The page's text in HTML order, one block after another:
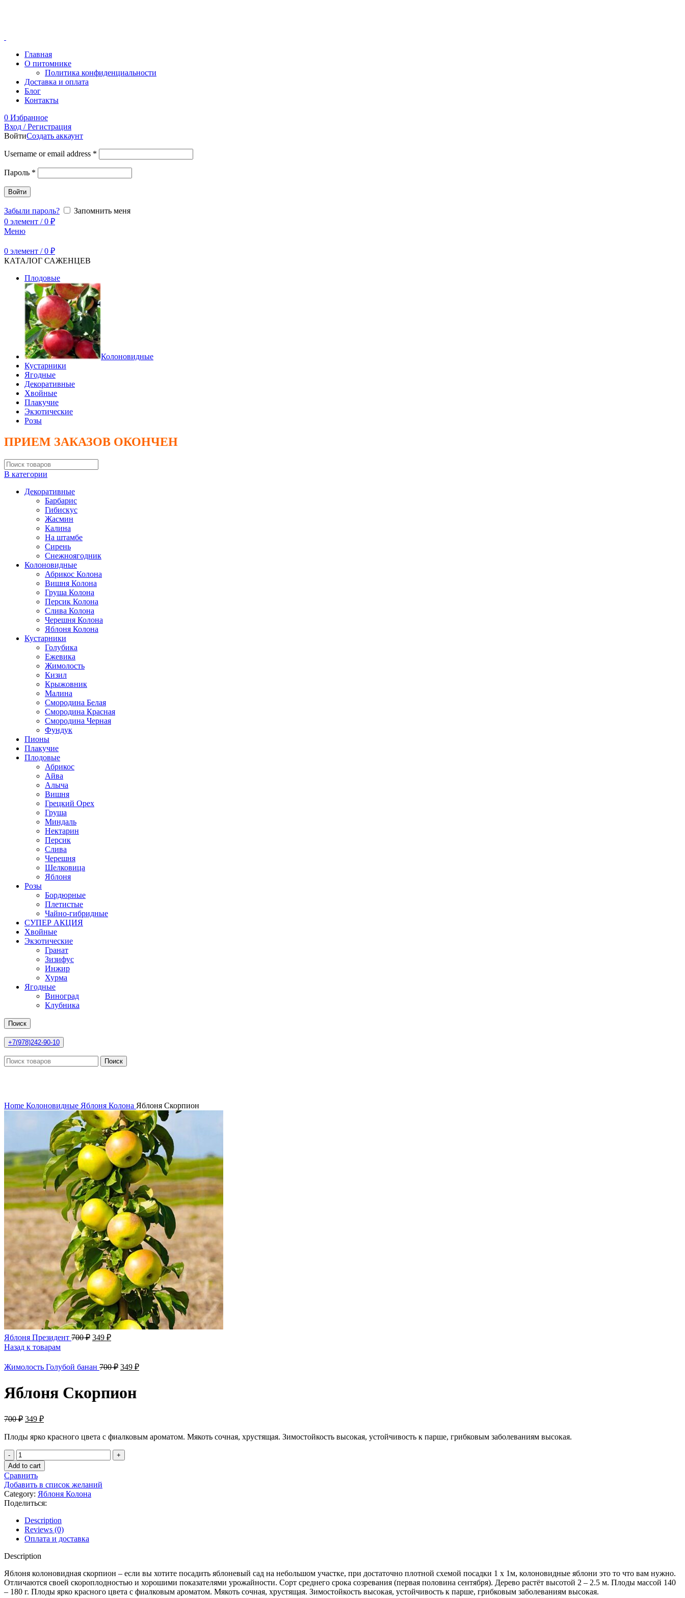
Главная
О питомнике
Политика конфиденциальности
Доставка и оплата
Блог
Контакты
0 Избранное
Вход / Регистрация
ВойтиСоздать аккаунт
Username or email address *
Пароль *
Войти
Забыли пароль?
Запомнить меня
0 элемент / 0 ₽
Меню
0 элемент / 0 ₽
КАТАЛОГ САЖЕНЦЕВ
Плодовые
Колоновидные
Кустарники
Ягодные
Декоративные
Хвойные
Плакучие
Экзотические
Розы
ПРИЕМ ЗАКАЗОВ ОКОНЧЕН
В категории
Декоративные
Барбарис
Гибискус
Жасмин
Калина
На штамбе
Сирень
Снежноягодник
Колоновидные
Абрикос Колона
Вишня Колона
Груша Колона
Персик Колона
Слива Колона
Черешня Колона
Яблоня Колона
Кустарники
Голубика
Ежевика
Жимолость
Кизил
Крыжовник
Малина
Смородина Белая
Смородина Красная
Смородина Черная
Фундук
Пионы
Плакучие
Плодовые
Абрикос
Айва
Алыча
Вишня
Грецкий Орех
Груша
Миндаль
Нектарин
Персик
Слива
Черешня
Шелковица
Яблоня
Розы
Бордюрные
Плетистые
Чайно-гибридные
СУПЕР АКЦИЯ
Хвойные
Экзотические
Гранат
Зизифус
Инжир
Хурма
Ягодные
Виноград
Клубника
Поиск
+7(978)242-90-10
Поиск
Home Колоновидные Яблоня Колона Яблоня Скорпион
Яблоня Президент 700₽ 349 ₽
Назад к товарам
Жимолость Голубой банан 700₽ 349 ₽
Яблоня Скорпион
700₽ 349 ₽
Плоды ярко красного цвета с фиалковым ароматом. Мякоть сочная, хрустящая. Зимостойкость высокая, устойчивость к парше, грибковым заболеваниям высокая.
Яблоня
Скорпион
quantity
Add to cart
Сравнить
Добавить в список желаний
Category: Яблоня Колона
Поделиться:
Description
Reviews (0)
Оплата и доставка
Description
Яблоня колоновидная скорпион – если вы хотите посадить яблоневый сад на небольшом участке, при достаточно плотной схемой посадки 1 х 1м, колоновидные яблони это то что вам нужно.
Отличаются своей скороплодностью и хорошими показателями урожайности. Сорт среднего срока созревания (первая половина сентября). Дерево растёт высотой 2 – 2.5 м. Плоды массой 140
– 180 г. Плоды ярко красного цвета с фиалковым ароматом. Мякоть сочная, хрустящая. Зимостойкость высокая, устойчивость к парше, грибковым заболеваниям высокая.